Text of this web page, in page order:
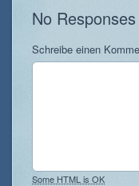
No
Schreibe einen
Some HTML is OK